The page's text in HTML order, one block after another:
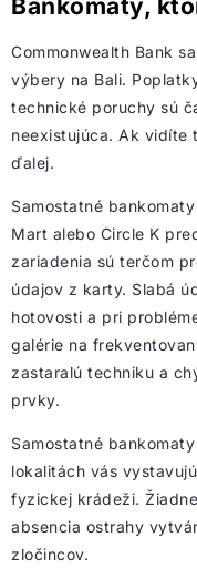
Bankomaty,
Commonwealth Bank
výbery na Bali.
technické poruchy sú
neexistujúca. Ak vidíte
ďalej.
Samostatné
Mart alebo Circle K
zariadenia sú terčom
údajov z karty. Slabá
hotovosti a pri
galérie na
zastaralú techniku a
prvky.
Samostatné
lokalitách vás
fyzickej krádeži.
absencia ostrahy
zločincov.